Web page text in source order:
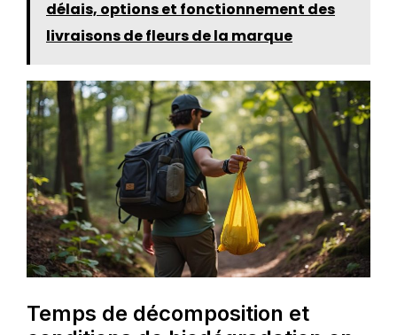
délais, options et fonctionnement des
livraisons de fleurs de la marque
Temps de décomposition et